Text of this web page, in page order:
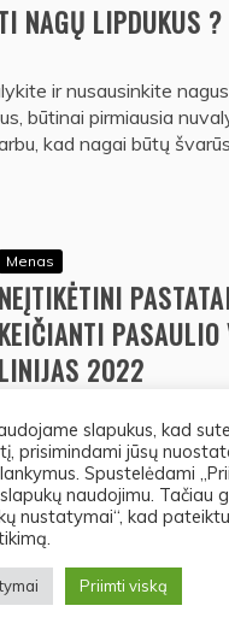
NAGŲ LIPDUKUS ?
ir nusausinkite
būtinai pirmiausia
kad nagai būtų
Menas
NEĮTIKĖTINI
KEIČIANTI PASAULIO
LINIJAS 2022
Menas
BRANGIAUSI
slapukus, kad
prisimindami jūsų
Spustelėdami
naudojimu. Tačiau
nustatymai“, kad
Priimti viską